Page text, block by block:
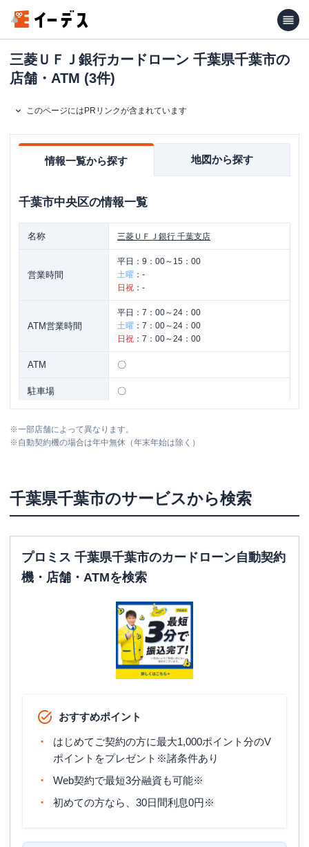
三菱ＵＦＪ銀行カードローン 千葉県千葉市の
店舗・ATM (3件)
このページにはPRリンクが含まれています
情報一覧から探す 地図から探す
千葉市中央区の情報一覧
名称 三菱ＵＦＪ銀行 千葉支店
営業時間
平日： 9：00～15：00
土曜 ： -
日祝 ： -
ATM営業時間
平日： 7：00～24：00
土曜 ： 7：00～24：00
日祝 ： 7：00～24：00
ATM 〇
駐車場 〇
営業時間
土曜：-
日祝
ATM営業時間
平日：7：00～24：00
日祝： 7：00～24：00
〇
〇
千葉県千葉市中央区富士見２－３－１
名称 三菱ＵＦＪ銀行
営業時間
平日：9：00～15：00
土曜： -
ATM営業時間
土曜
：7：00～24：00
※一部店舗によって異なります。
※自動契約機の場合は年中無休（年末年始は除く）
千葉県千葉市のサービスから検索
プロミス 千葉県千葉市のカードローン自動契約
機・店舗・ATMを検索
おすすめポイント
はじめてご契約の方に最大1,000ポイント分のV
ポイントをプレゼント※諸条件あり
Web契約で最短3分融資も可能※
初めての方なら、30日間利息0円※